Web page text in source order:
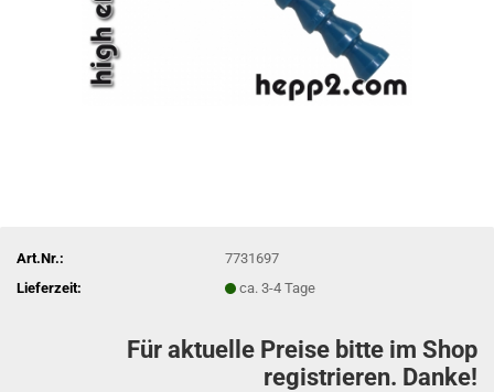
Art.Nr.:
7731697
Lieferzeit:
ca. 3-4 Tage
Für aktuelle Preise bitte im Shop
registrieren. Danke!